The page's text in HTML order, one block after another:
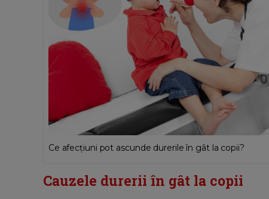
Ce afecțiuni pot ascunde durerile în gât la copii?
Cauzele durerii în gât la copii